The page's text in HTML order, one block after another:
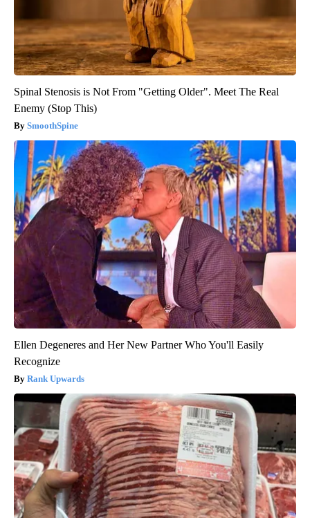
Spinal Stenosis is Not From "Getting Older". Meet The Real
Enemy (Stop This)
SmoothSpine
Ellen Degeneres and Her New Partner Who You'll Easily
Recognize
Rank Upwards